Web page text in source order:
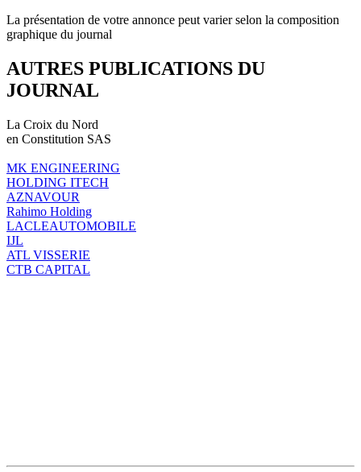
La présentation de votre annonce peut varier selon la composition
graphique du journal
AUTRES PUBLICATIONS DU
JOURNAL
La Croix du Nord
en Constitution SAS
MK ENGINEERING
HOLDING ITECH
AZNAVOUR
Rahimo Holding
LACLEAUTOMOBILE
IJL
ATL VISSERIE
CTB CAPITAL